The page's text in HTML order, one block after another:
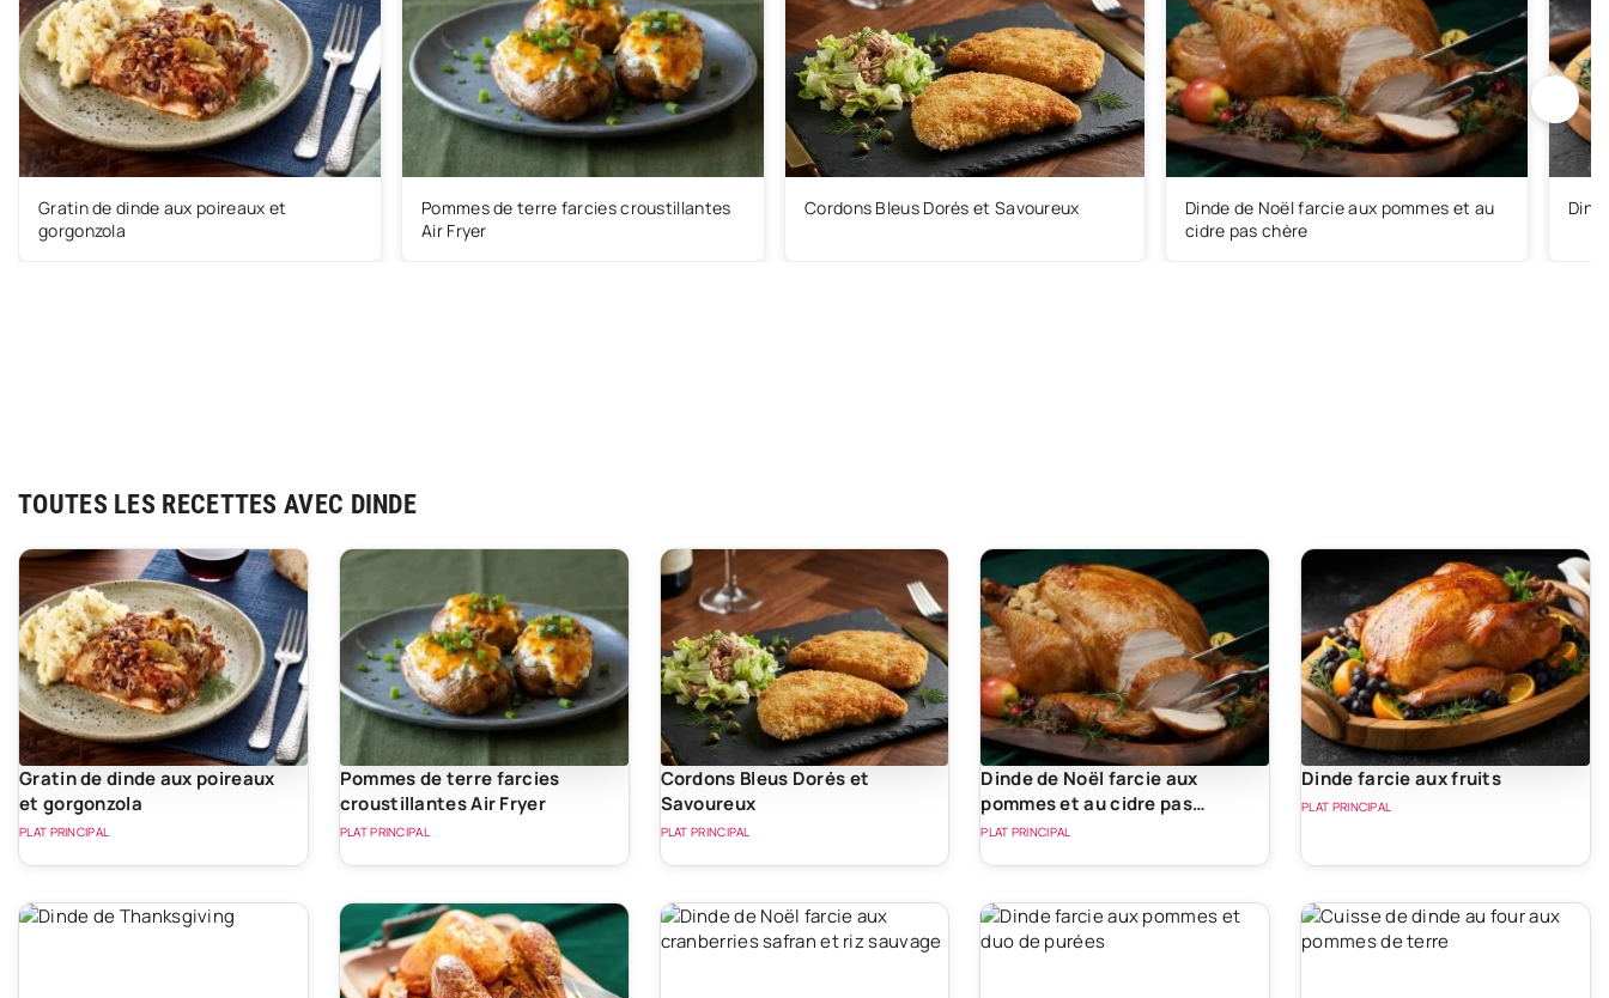
Gratin de dinde aux poireaux et
gorgonzola
Pommes de terre farcies croustillantes
Air Fryer
Cordons Bleus Dorés et Savoureux
Dinde de Noël farcie aux pommes et au
cidre pas chère
TOUTES LES RECETTES AVEC DINDE
Gratin de dinde aux poireaux
et gorgonzola
PLAT PRINCIPAL
Pommes de terre farcies
croustillantes Air Fryer
PLAT PRINCIPAL
Cordons Bleus Dorés et
Savoureux
PLAT PRINCIPAL
Dinde de Noël farcie aux
pommes et au cidre pas
chère
PLAT PRINCIPAL
Dinde farcie aux fruits
PLAT PRINCIPAL